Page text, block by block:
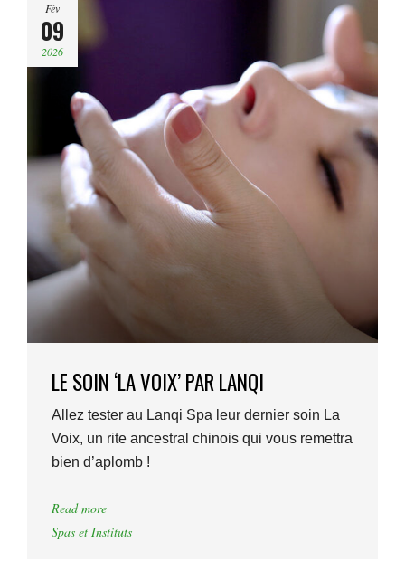
Fév
09
2026
LE SOIN ‘LA VOIX’ PAR LANQI
Allez tester au Lanqi Spa leur dernier soin La
Voix, un rite ancestral chinois qui vous remettra
bien d’aplomb !
Read more
Spas et Instituts